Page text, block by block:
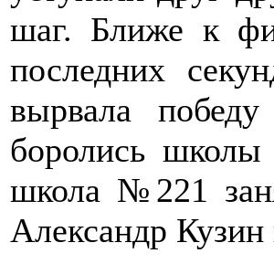
шаг. Ближе к
последних
вырвала
боролись
школа №221
Александр